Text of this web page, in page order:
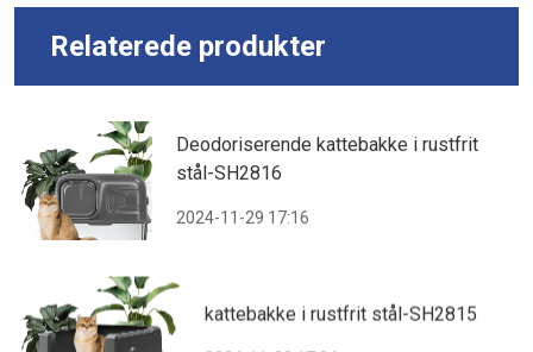
Relaterede produkter
Deodoriserende kattebakke i rustfrit
stål-SH2816
2024-11-29 17:16
kattebakke i rustfrit stål-SH2815